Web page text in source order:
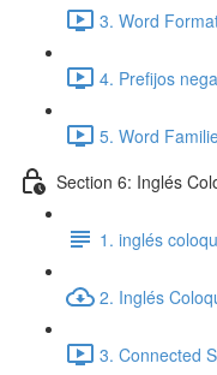
3. Word
4. Prefijos
5. Word
Section 6: Inglés
1. inglés
2. Inglés
3. Connected